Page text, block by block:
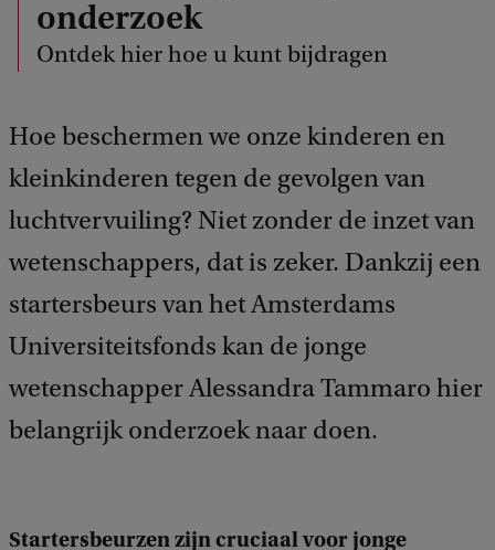
onderzoek
Ontdek hier hoe u kunt bijdragen
Hoe beschermen we onze kinderen en
kleinkinderen tegen de gevolgen van
luchtvervuiling? Niet zonder de inzet van
wetenschappers, dat is zeker. Dankzij een
startersbeurs van het Amsterdams
Universiteitsfonds kan de jonge
wetenschapper Alessandra Tammaro hier
belangrijk onderzoek naar doen.
Startersbeurzen zijn cruciaal voor jonge